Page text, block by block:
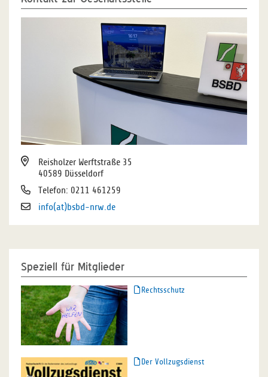
Reisholzer Werftstraße 35
40589 Düsseldorf
Telefon: 0211 461259
info(at)bsbd-nrw.de
Speziell für Mitglieder
Rechtsschutz
Der Vollzugsdienst